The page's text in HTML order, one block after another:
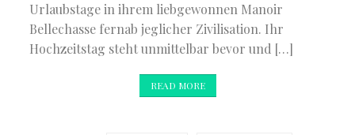
Urlaubstage in ihrem liebgewonnen Manoir
Bellechasse fernab jeglicher Zivilisation. Ihr
Hochzeitstag steht unmittelbar bevor und […]
READ MORE